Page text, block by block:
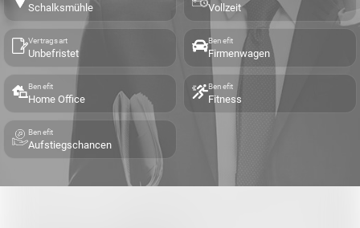
Schalksmühle Vollzeit
Vertragsart
Unbefristet
Benefit
Firmenwagen
Benefit
Home Office
Benefit
Fitness
Benefit
Aufstiegschancen